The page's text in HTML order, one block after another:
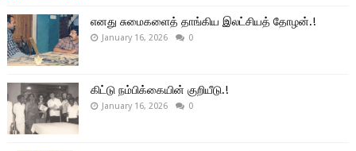
எனது சுமைகளைத் தாங்கிய இலட்சியத் தோழன்.!
January 16, 2026 0
கிட்டு நம்பிக்கையின் குறியீடு.!
January 16, 2026 0